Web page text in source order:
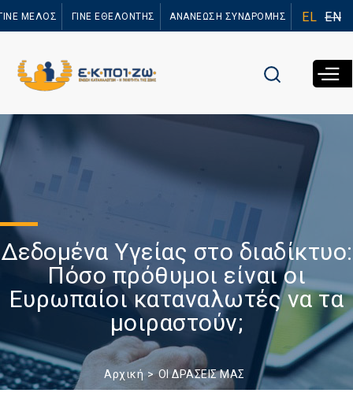
προς το
ΜΕΛΟΣ ΓΙΝΕ ΕΘΕΛΟΝΤΗΣ ΑΝΑΝΕΩΣΗ ΣΥΝΔΡΟΜΗΣ EL EN
Δεδομένα Υγείας στο διαδίκτυο:
Πόσο πρόθυμοι είναι οι
Ευρωπαίοι καταναλωτές να τα
μοιραστούν;
Αρχική ΟΙ ΔΡΑΣΕΙΣ ΜΑΣ